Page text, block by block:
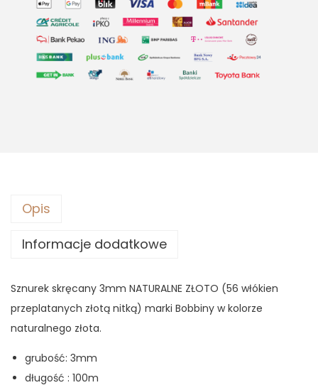
Opis
Informacje dodatkowe
Sznurek skręcany 3mm NATURALNE ZŁOTO (56 włókien
przeplatanych złotą nitką) marki Bobbiny w kolorze
naturalnego złota.
grubość: 3mm
długość : 100m